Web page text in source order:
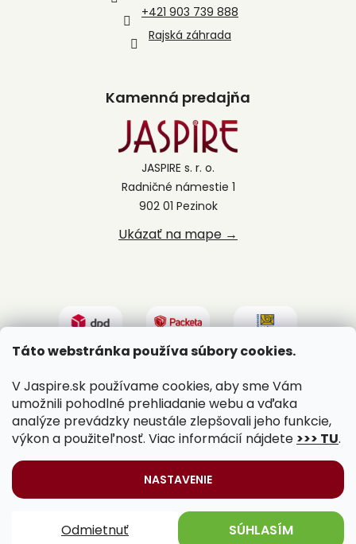
Táto webstránka používa súbory cookies.
V Jaspire.sk používame cookies, aby sme Vám
umožnili pohodlné prehliadanie webu a vďaka
analýze prevádzky neustále zlepšovali jeho funkcie,
výkon a použiteľnosť. Viac informácií nájdete >>> TU.
NASTAVENIE
Odmietnuť SÚHLASÍM
+421 903 739 888
Rajská záhrada
Kamenná predajňa
JASPIRE s. r. o.
Radničné námestie 1
902 01 Pezinok
Ukázať na mape →
Jaspire.sk. Všetky práva vyhradené.
Upraviť nastavenie cookies